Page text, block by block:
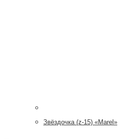
Звёздочка (z-15) «Marel»